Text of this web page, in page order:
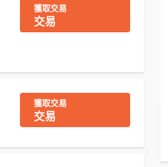
獲取交易
交易
獲取交易
交易